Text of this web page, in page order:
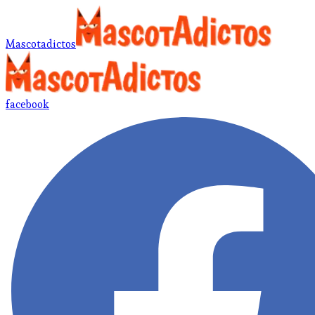
Mascotadictos
facebook